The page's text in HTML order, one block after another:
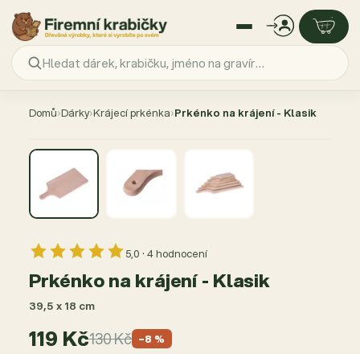
Domů›Dárky›Krájecí prkénka›Prkénko na krájení - Klasik
5,0 · 4 hodnocení
Prkénko na krájení - Klasik
39,5 x 18 cm
119 Kč130 Kč −8 %